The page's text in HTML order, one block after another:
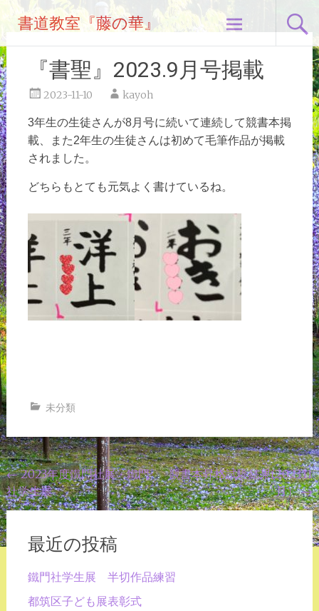
テ
ン
ツ
へ
ス
キ
ッ
プ
書道教室『藤の華』
『書聖』2023.9月号掲載
2023-11-10 kayoh
3年生の生徒さんが8月号に続いて連続して競書本掲
載、また2年生の生徒さんは初めて毛筆作品が掲載
されました。
どちらもとても元気よく書けているね。
未分類
投
稿
ナ
ビ
←2023年度鐵門社展・鐵門
社学生展
競書本昇格試験結果(2023.11
月）→
最近の投稿
鐵門社学生展 半切作品練習
都筑区子ども展表彰式